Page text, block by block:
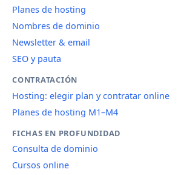
Planes de hosting
Nombres de dominio
Newsletter & email
SEO y pauta
CONTRATACIÓN
Hosting: elegir plan y contratar online
Planes de hosting M1–M4
FICHAS EN PROFUNDIDAD
Consulta de dominio
Cursos online